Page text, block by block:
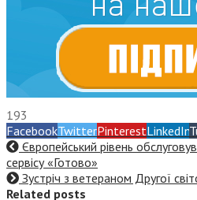
193
FacebookTwitterPinterestLinkedIn
Європейський рівень
сервісу «Готово»
Зустріч з ветераном Другої
Related posts